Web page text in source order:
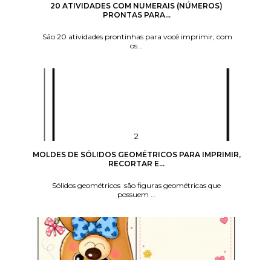
20 ATIVIDADES COM NUMERAIS (NÚMEROS)
PRONTAS PARA...
São 20 atividades prontinhas para você imprimir, com
os...
MOLDES DE SÓLIDOS GEOMÉTRICOS PARA IMPRIMIR,
RECORTAR E...
Sólidos geométricos são figuras geométricas que
possuem ...